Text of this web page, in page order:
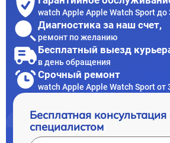
watch Apple Apple Watch Sport до
Диагностика за наш счет,
ремонт по желанию
Бесплатный выезд
в день обращения
Срочный ремонт
watch Apple Apple Watch Sport от
Бесплатная консультация
специалистом